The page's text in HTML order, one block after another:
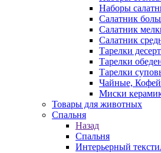
Наборы
Салатник
Салатник
Салатник
Тарелки
Тарелки
Тарелки
Чайные,
Миски
Товары для животных
Спальня
Назад
Спальня
Интерьерный